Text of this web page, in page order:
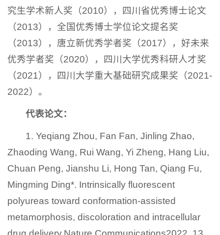
究生学术新人奖（2010），四川省优秀博士论文
（2013），全国优秀博士学位论文提名奖
（2013）
，唐立新优秀学者奖（2017）， 好未来
优秀学者奖（2020），
四川大学优秀科研人才奖
（2021），四川大学重大基础研究成果奖（2021-
2022）。
代表论文：
1. Yeqiang Zhou, Fan Fan, Jinling Zhao,
Zhaoding Wang, Rui Wang, Yi Zheng, Hang Liu,
Chuan Peng, Jianshu Li, Hong Tan, Qiang Fu,
Mingming Ding*. Intrinsically fluorescent
polyureas toward conformation-assisted
metamorphosis, discoloration and intracellular